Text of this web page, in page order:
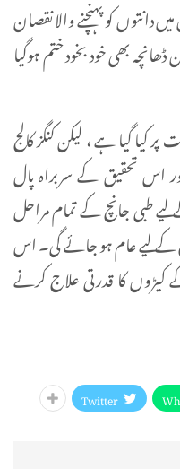
دانتوں کو پہنچنے والا نقصان
بھی خود بخود ختم ہوگیا
گیا ہے ، لیکن کنگز کالج
اس تحقیق کے سربراہ پال
طبی جانچ کے تمام مراحل
کے لیے عام ہو جائے گی۔ اس
کیڑوں کا قدرتی علاج کرنے
Twitter